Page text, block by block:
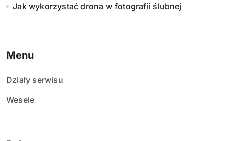
Jak wykorzystać drona w fotografii ślubnej
Menu
Działy serwisu
Wesele